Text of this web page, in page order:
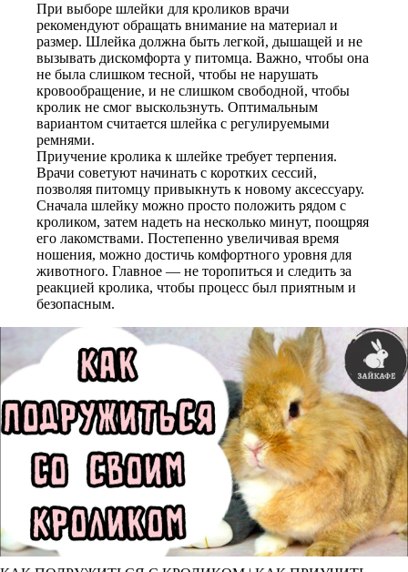
При выборе шлейки для кроликов врачи
рекомендуют обращать внимание на материал и
размер. Шлейка должна быть легкой, дышащей и не
вызывать дискомфорта у питомца. Важно, чтобы она
не была слишком тесной, чтобы не нарушать
кровообращение, и не слишком свободной, чтобы
кролик не смог выскользнуть. Оптимальным
вариантом считается шлейка с регулируемыми
ремнями.
Приучение кролика к шлейке требует терпения.
Врачи советуют начинать с коротких сессий,
позволяя питомцу привыкнуть к новому аксессуару.
Сначала шлейку можно просто положить рядом с
кроликом, затем надеть на несколько минут, поощряя
его лакомствами. Постепенно увеличивая время
ношения, можно достичь комфортного уровня для
животного. Главное — не торопиться и следить за
реакцией кролика, чтобы процесс был приятным и
безопасным.